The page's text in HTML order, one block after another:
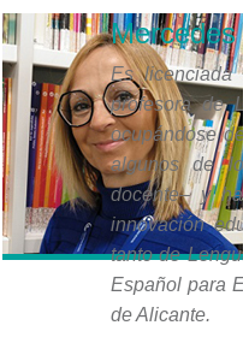
Es
profesora de
ocupándose
algunos de
docente– y
innovación
tanto de
Español para
de Alicante.